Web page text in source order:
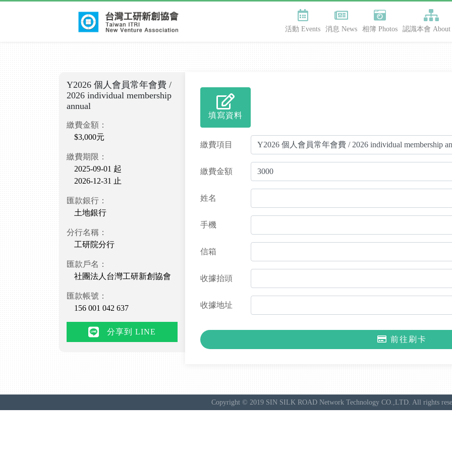
活動 Events 消息 News 相簿 Photos 認識本會 About
Y2026 個人會員常年會費 /
2026 individual membership
annual
繳費金額：
$3,000元
繳費期限：
2025-09-01 起
2026-12-31 止
匯款銀行：
土地銀行
分行名稱：
工研院分行
匯款戶名：
社團法人台灣工研新創協會
匯款帳號：
156 001 042 637
分享到 LINE
填寫資料
繳費項目
繳費金額
姓名
手機
信箱
收據抬頭
收據地址
前往刷卡
Copyright © 2019 SIN SILK ROAD Network Technology CO.,LTD. All rights